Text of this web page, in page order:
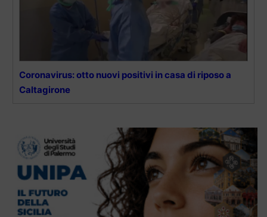
Coronavirus: otto nuovi positivi in casa di riposo a
Caltagirone